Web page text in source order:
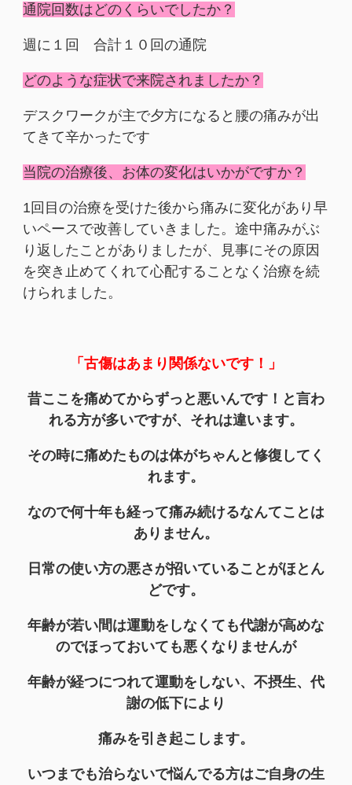
通院回数はどのくらいでしたか？
週に１回 合計１０回の通院
どのような症状で来院されましたか？
デスクワークが主で夕方になると腰の痛みが出
てきて辛かったです
当院の治療後、お体の変化はいかがですか？
1回目の治療を受けた後から痛みに変化があり早
いペースで改善していきました。途中痛みがぶ
り返したことがありましたが、見事にその原因
を突き止めてくれて心配することなく治療を続
けられました。
「古傷はあまり関係ないです！」
昔ここを痛めてからずっと悪いんです！と言わ
れる方が多いですが、 それは違います。
その時に痛めたものは体がちゃんと修復してく
れます。
なので何十年も経って痛み続けるなんてことは
ありません。
日常の使い方の悪さが招いていることがほとん
どです。
年齢が若い間は運動をしなくても代謝が高めな
のでほっておいても悪くなりませんが
年齢が経つにつれて運動をしない、不摂生、代
謝の低下により
痛みを引き起こします。
いつまでも治らないで悩んでる方はご自身の生